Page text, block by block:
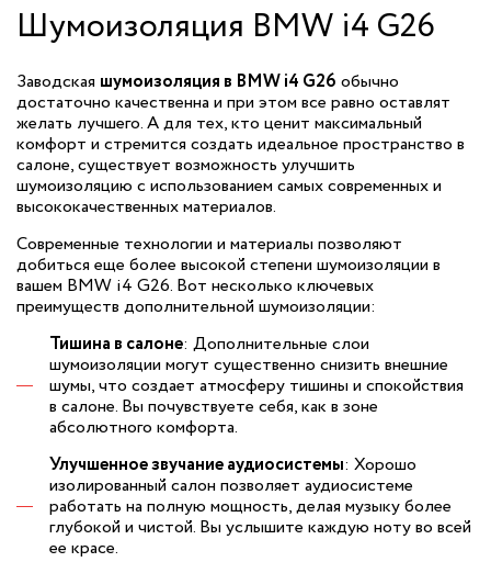
Шумоизоляция BMW i4 G26
Заводская шумоизоляция в BMW i4 G26 обычно
достаточно качественна и при этом все равно оставлят
желать лучшего. А для тех, кто ценит максимальный
комфорт и стремится создать идеальное пространство в
салоне, существует возможность улучшить
шумоизоляцию с использованием самых современных и
высококачественных материалов.
Современные технологии и материалы позволяют
добиться еще более высокой степени шумоизоляции в
вашем BMW i4 G26. Вот несколько ключевых
преимуществ дополнительной шумоизоляции:
Тишина в салоне: Дополнительные слои
шумоизоляции могут существенно снизить внешние
шумы, что создает атмосферу тишины и спокойствия
в салоне. Вы почувствуете себя, как в зоне
абсолютного комфорта.
Улучшенное звучание аудиосистемы: Хорошо
изолированный салон позволяет аудиосистеме
работать на полную мощность, делая музыку более
глубокой и чистой. Вы услышите каждую ноту во всей
ее красе.